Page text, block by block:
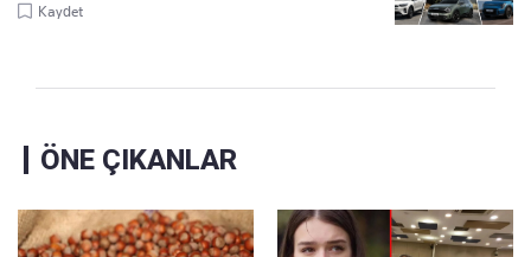
Kaydet
ÖNE ÇIKANLAR